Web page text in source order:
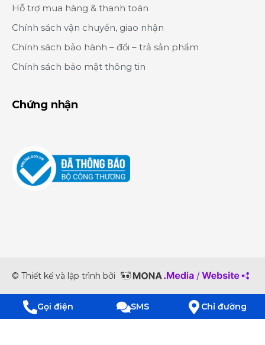
Hỗ trợ mua hàng & thanh toán
Chính sách vận chuyển, giao nhận
Chính sách bảo hành – đổi – trả sản phẩm
Chính sách bảo mật thông tin
Chứng nhận
© Thiết kế và lập trình bởi
Gọi điện SMS Chỉ đường